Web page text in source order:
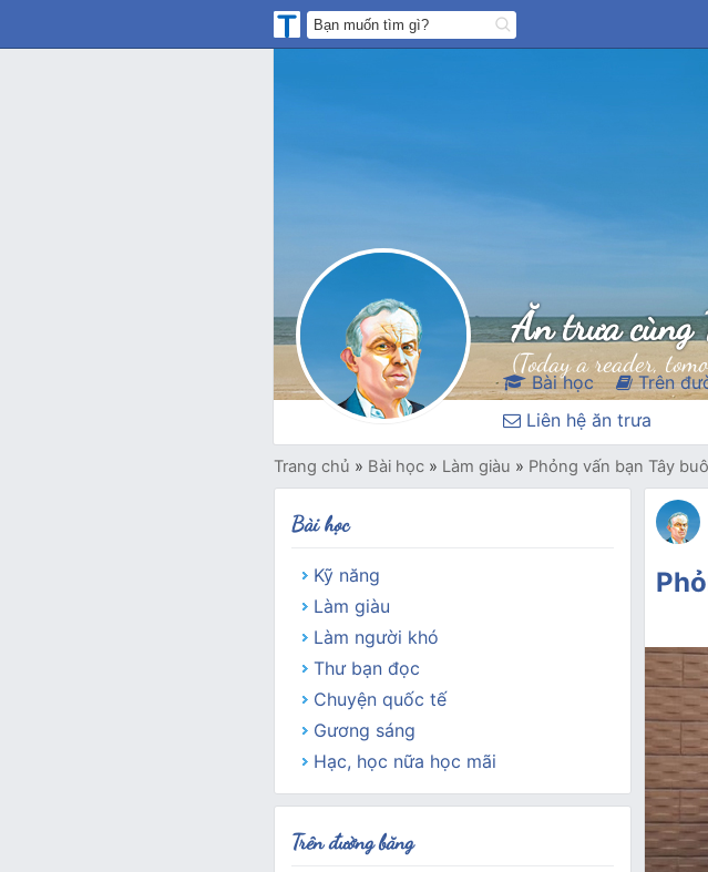
Ăn trưa cùng
(Today a reader,
Bài học Trên
Liên hệ ăn trưa
Trang chủ » Bài học» Làm giàu » Phỏng vấn bạn Tây
Bài học
Kỹ năng
Làm giàu
Làm người khó
Thư bạn đọc
Chuyện quốc tế
Gương sáng
Hạc, học nữa học mãi
Trên đường băng